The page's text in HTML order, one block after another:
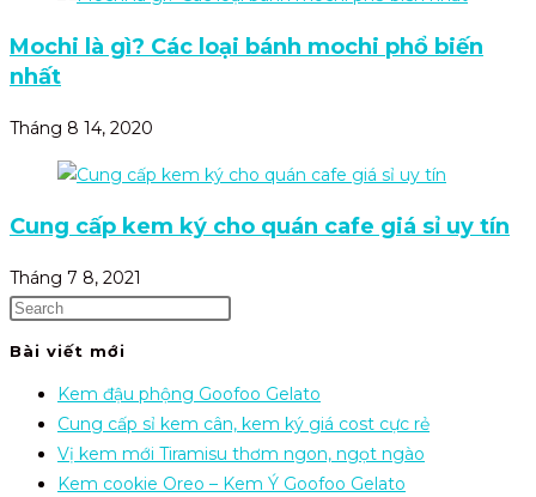
Mochi là gì? Các loại bánh mochi phổ biến
nhất
Tháng 8 14, 2020
Cung cấp kem ký cho quán cafe giá sỉ uy tín
Tháng 7 8, 2021
Bài viết mới
Kem đậu phộng Goofoo Gelato
Cung cấp sỉ kem cân, kem ký giá cost cực rẻ
Vị kem mới Tiramisu thơm ngon, ngọt ngào
Kem cookie Oreo – Kem Ý Goofoo Gelato